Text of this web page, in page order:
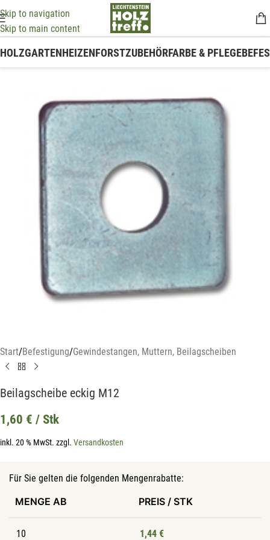
Skip to navigation
Skip to main content
HOLZGARTENHEIZENFORSTZUBEHÖRFARBE & PFLEGE
Start/Befestigung/Gewindestangen, Muttern, Beilagscheiben
Beilagscheibe eckig M12
1,60 € / Stk
inkl. 20 % MwSt. zzgl. Versandkosten
Für Sie gelten die folgenden Mengenrabatte:
MENGE AB PREIS / STK
10 1,44 €